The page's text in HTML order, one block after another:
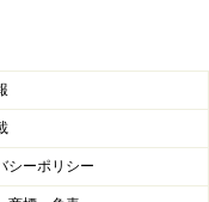
「ワッツオンライ
シーポリシー